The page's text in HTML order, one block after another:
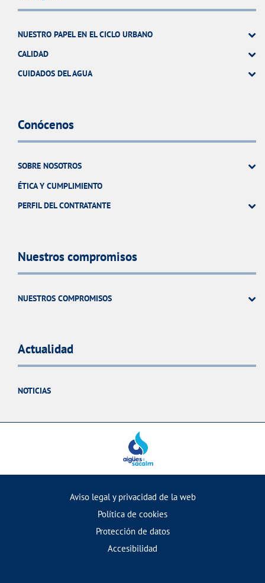
NUESTRO PAPEL EN EL CICLO URBANO
CALIDAD
CUIDADOS DEL AGUA
Conócenos
SOBRE NOSOTROS
ÉTICA Y CUMPLIMIENTO
PERFIL DEL CONTRATANTE
Nuestros compromisos
NUESTROS COMPROMISOS
Actualidad
NOTICIAS
Aviso legal y privacidad de la web
Política de cookies
Protección de datos
Accesibilidad